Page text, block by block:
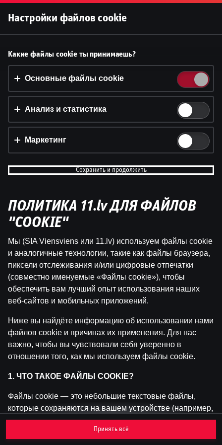
Эта игра недоступна как демо-версия.
Пожалуйста, авторизуйся, чтобы играть в
эту игру на реальные деньги.
Войти
Принять файлы cookie?
На этом веб-сайте используются 3 различных типа
файлов cookie: основные, отслеживающие и
Принять всё
Настройки и информация
Настройки файлов cookie
Какие файлы cookie ты принимаешь?
Основные файлы cookie
Анализ и статистика
Маркетинг
Сохранить и продолжить
ПОЛИТИКА 11.lv ДЛЯ ФАЙЛОВ
"COOKIE"
Мы (SIA Viensviens или 11.lv) используем файлы cookie
и аналогичные технологии, такие как файлы браузера,
пиксели отслеживания и/или цифровые отпечатки
(совместно именуемые «Файлы cookie»), чтобы
обеспечить вам лучший опыт использования наших
веб-сайтов и мобильных приложений.
Ниже вы найдёте информацию об использовании нами
файлов cookie и причинах их применения. Для нас
важно, чтобы вы чувствовали себя уверенно в
отношении того, как мы используем файлы cookie.
1. ЧТО ТАКОЕ ФАЙЛЫ COOKIE?
Файлы cookie — это небольшие текстовые файлы,
которые сохраняются на вашем устройстве (например,
на компьютере, мобильном телефоне или планшете)
при посещении наших веб-сайтов. Размещение
Принять всё